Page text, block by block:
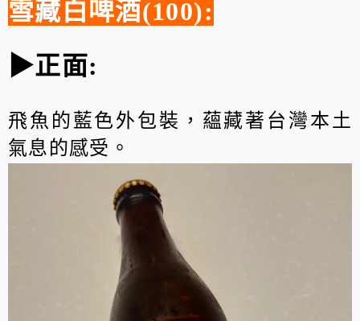
雪藏白啤酒(100):
▶正面:
飛魚的藍色外包裝，蘊藏著台灣本土
氣息的感受。